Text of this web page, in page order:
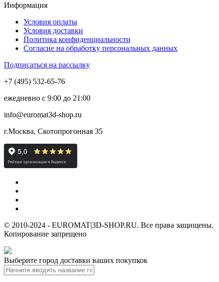
Информация
Условия оплаты
Условия доставки
Политика конфиденциальности
Согласие на обработку персональных данных
Подписаться на рассылку
+7 (495) 532-65-76
ежедневно с 9:00 до 21:00
info@euromat3d-shop.ru
г.Москва, Скотопрогонная 35
© 2010-2024 - EUROMAT|3D-SHOP.RU. Все права защищены.
Копирование запрещено
Выберите город доставки ваших покупкок